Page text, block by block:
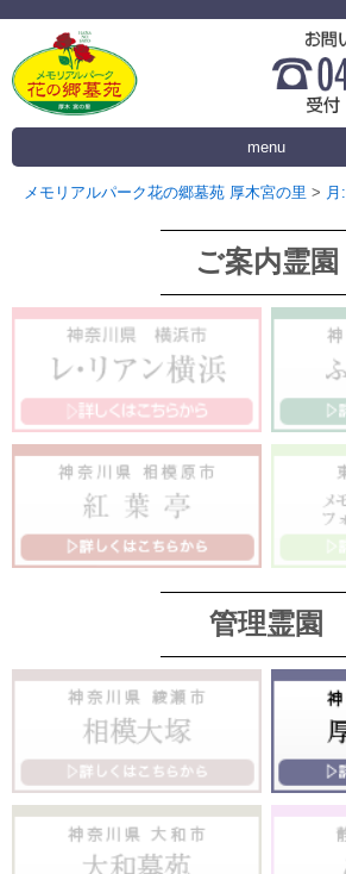
menu
メモリアルパーク花の郷墓苑 厚木宮の里 > 月:
ご案内霊園
管理霊園